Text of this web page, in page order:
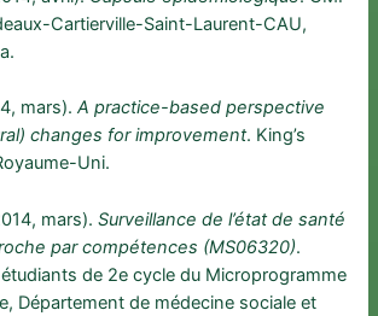
Cartierville-Saint-Laurent-CAU,
mars).A practice-based perspective
changes for improvement. King’s
Uni.
mars).Surveillance de l’état de santé
par compétences (MS06320).
de 2e cycle du Microprogramme
Département de médecine sociale et